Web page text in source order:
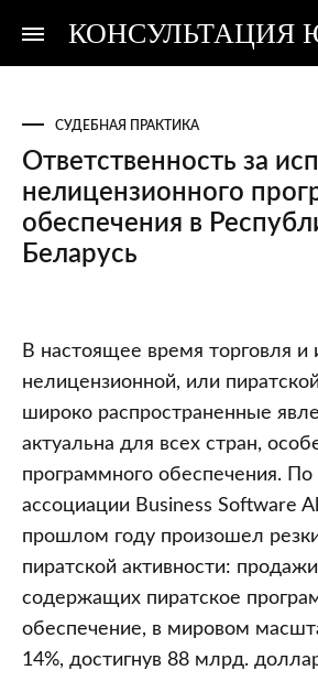
КОНСУЛЬТАЦИЯ
Консультация
Консультация
СУДЕБНАЯ ПРАКТИКА
Ответственность за
нелицензионного
обеспечения в
Беларусь
Ответственность
за
использование
нелицензионного
программного
обеспечения
в
Республике
Беларусь
В настоящее время торговля и
нелицензионной, или
широко распространенные
актуальна для всех стран,
программного обеспечения.
ассоциации Business Software
прошлом году произошел
пиратской активности:
содержащих пиратское
обеспечение, в мировом
14%, достигнув 88 млрд.